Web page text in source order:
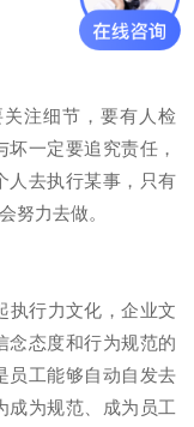
注细节，要有人检
一定要追究责任，
人去执行某事，只有
努力去做。
行力文化，企业文
念态度和行为规范的
员工能够自动自发去
为规范、成为员工